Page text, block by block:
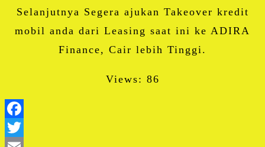
Selanjutnya Segera ajukan Takeover kredit
mobil anda dari Leasing saat ini ke ADIRA
Finance, Cair lebih Tinggi.
Views: 86